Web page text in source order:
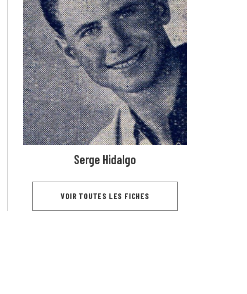
Serge Hidalgo
VOIR TOUTES LES FICHES